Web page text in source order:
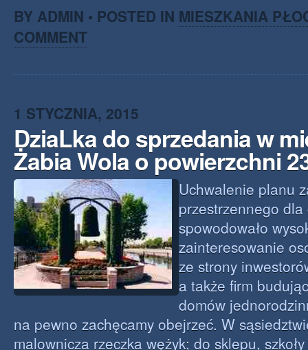
BY ADMIN • POSTED IN MIESZKANIA
COMMENT
1 STYCZNIA, 2015
DziaLka do sprzedania w
Żabia Wola o powierzchni
Uchwalenie planu
przestrzennego
spowodowało
zainteresowanie
ze strony
a także firm
domów
na pewno zachęcamy obejrzeć. W
malownicza rzeczka wężyk; do sklepu,